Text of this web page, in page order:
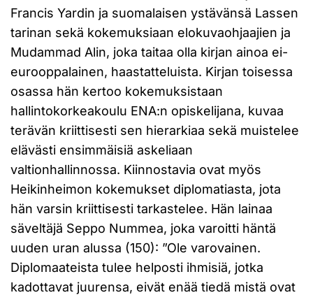
Francis Yardin ja suomalaisen ystävänsä Lassen
tarinan sekä kokemuksiaan elokuvaohjaajien ja
Mudammad Alin, joka taitaa olla kirjan ainoa ei-
eurooppalainen, haastatteluista. Kirjan toisessa
osassa hän kertoo kokemuksistaan
hallintokorkeakoulu ENA:n opiskelijana, kuvaa
terävän kriittisesti sen hierarkiaa sekä muistelee
elävästi ensimmäisiä askeliaan
valtionhallinnossa. Kiinnostavia ovat myös
Heikinheimon kokemukset diplomatiasta, jota
hän varsin kriittisesti tarkastelee. Hän lainaa
säveltäjä Seppo Nummea, joka varoitti häntä
uuden uran alussa (150): ”Ole varovainen.
Diplomaateista tulee helposti ihmisiä, jotka
kadottavat juurensa, eivät enää tiedä mistä ovat